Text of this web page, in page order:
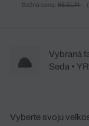
Bežná cena: 65 EUR
Vybraná
Seda •
Vyberte svoju